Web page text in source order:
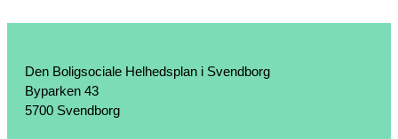
Den Boligsociale Helhedsplan i Svendborg
Byparken 43
5700 Svendborg